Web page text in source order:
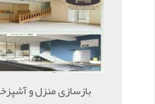
بازسازی منزل و